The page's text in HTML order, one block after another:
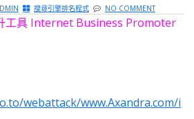
搜尋引擎排名程式 NO COMMENT
工具 Internet Business Promoter
webattack/www.Axandra.com/i